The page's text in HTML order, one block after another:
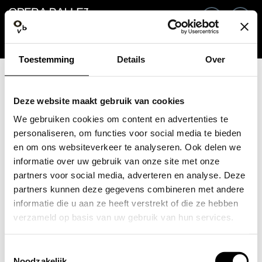
Toestemming Details Over
Deze website maakt gebruik van cookies
We gebruiken cookies om content en advertenties te
personaliseren, om functies voor social media te bieden
en om ons websiteverkeer te analyseren. Ook delen we
informatie over uw gebruik van onze site met onze
partners voor social media, adverteren en analyse. Deze
partners kunnen deze gegevens combineren met andere
informatie die u aan ze heeft verstrekt of die ze hebben
verzameld op basis van uw gebruik van hun services.
Wachtwoord Wachtwoord vergeten?
Account maken